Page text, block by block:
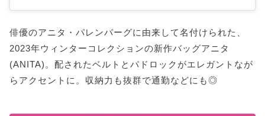
俳優のアニタ・パレンバーグに由来して名付けられた、
2023年ウィンターコレクションの新作バッグアニタ
(ANITA)。配されたベルトとパドロックがエレガントなが
らアクセントに。収納力も抜群で通勤などにも◎